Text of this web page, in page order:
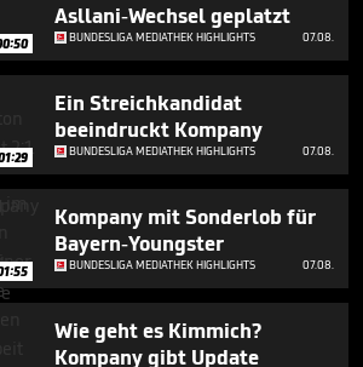
Asllani-Wechsel geplatzt
BUNDESLIGA MEDIATHEK HIGHLIGHTS 07.08.
Ein Streichkandidat
beeindruckt Kompany
BUNDESLIGA MEDIATHEK HIGHLIGHTS 07.08.
Kompany mit Sonderlob für
Bayern-Youngster
BUNDESLIGA MEDIATHEK HIGHLIGHTS 07.08.
Wie geht es Kimmich?
Kompany gibt Update